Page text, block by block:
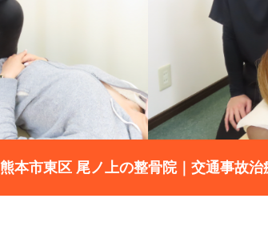
熊本市東区 尾ノ上の整骨院｜交通事故